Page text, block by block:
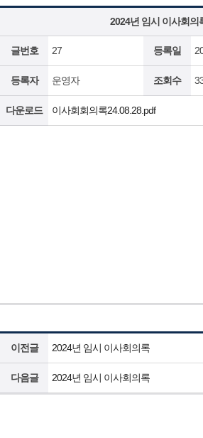
2024년 임시 이사회의
글번호 27 등록일
등록자 운영자 조회수
다운로드 이사회회의록24.08.28.pdf
이전글 2024년 임시 이사회의록
다음글 2024년 임시 이사회의록